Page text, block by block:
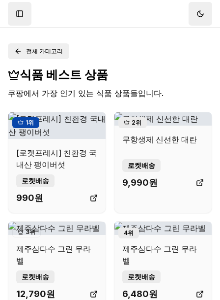
Toggle Sidebar
전체 카테고리
식품 베스트 상품
쿠팡에서 가장 인기 있는 식품 상품들입니다.
1위
[로켓프레시] 친환경 국
내산 팽이버섯
로켓배송
990원
2위
무항생제 신선한 대란
로켓배송
9,990원
3위
제주삼다수 그린 무라
벨
로켓배송
12,790원
4위
제주삼다수 그린 무라
벨
로켓배송
6,480원